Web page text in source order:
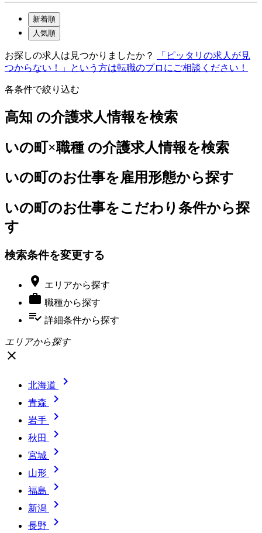
新着順
人気順
お探しの求人は見つかりましたか？
「ピッタリの求人が見
つからない！」という方は転職のプロにご相談ください！
各条件で絞り込む
高知 の介護求人情報を検索
いの町×職種 の介護求人情報を検索
いの町のお仕事を雇用形態から探す
いの町のお仕事をこだわり条件から探
す
検索条件を変更する
 エリアから探す
 職種から探す
playlist_add_check 詳細条件から探す
エリアから探す
close
北海道 
青森 
岩手 
秋田 
宮城 
山形 
福島 
新潟 
長野
